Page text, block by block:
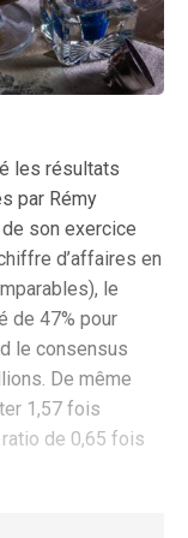
les résultats
par Rémy
son exercice
d’affaires en
le
de 47% pour
le consensus
De même
1,57 fois
ratio de 0,65 fois